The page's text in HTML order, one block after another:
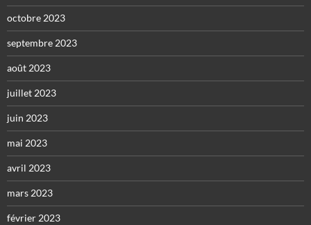
octobre 2023
septembre 2023
août 2023
juillet 2023
juin 2023
mai 2023
avril 2023
mars 2023
février 2023